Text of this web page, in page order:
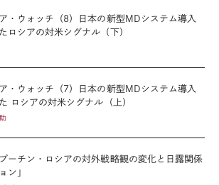
・ウォッチ（8）日本の新型MDシステム導入
ロシアの対米シグナル（下）
・ウォッチ（7）日本の新型MDシステム導入
ロシアの対米シグナル（上）
ーチン・ロシアの対外戦略観の変化と日露関係
ン」